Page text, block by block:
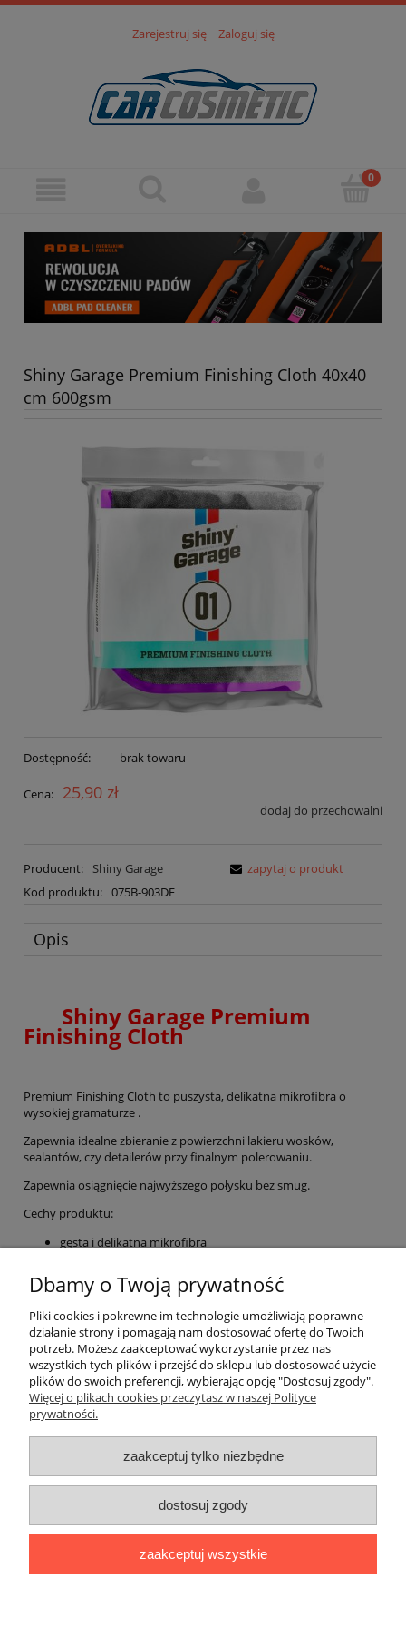
Zarejestruj się Zaloguj się
Shiny Garage Premium Finishing Cloth 40x40
cm 600gsm
Dostępność: brak towaru
Cena: 25,90 zł
dodaj do przechowalni
Producent:
Shiny Garage
Kod produktu: 075B-903DF
zapytaj o produkt
Opis
Shiny Garage Premium
Finishing Cloth
Premium Finishing Cloth to puszysta, delikatna mikrofibra o
wysokiej gramaturze .
Zapewnia idealne zbieranie z powierzchni lakieru wosków,
sealantów, czy detailerów przy finalnym polerowaniu.
Zapewnia osiągnięcie najwyższego połysku bez smug.
Cechy produktu:
gęsta i delikatna mikrofibra
wysoka trwałość
prać w temperaturze 40°C
Rozmiar: 40x40cm
Gramatura:600gsm
Pomoc
Moje konto
Płatności i dostawa
Informacje
Dbamy o Twoją prywatność
Pliki cookies i pokrewne im technologie umożliwiają poprawne
działanie strony i pomagają nam dostosować ofertę do Twoich
potrzeb. Możesz zaakceptować wykorzystanie przez nas
wszystkich tych plików i przejść do sklepu lub dostosować użycie
plików do swoich preferencji, wybierając opcję "Dostosuj zgody".
Więcej o plikach cookies przeczytasz w naszej Polityce
prywatności.
zaakceptuj tylko niezbędne
dostosuj zgody
zaakceptuj wszystkie